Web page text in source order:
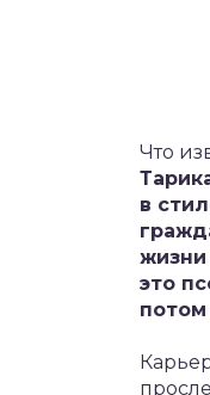
Что
в
жизни
это
потом